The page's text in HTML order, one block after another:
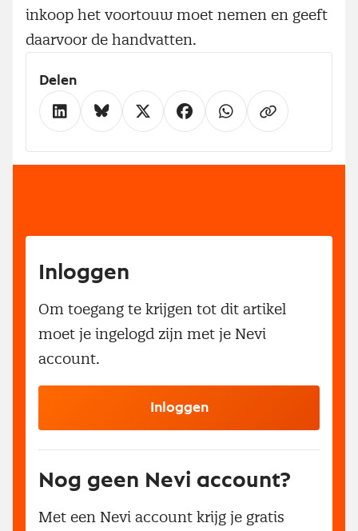
inkoop het voortouw moet nemen en geeft
daarvoor de handvatten.
Delen
Inloggen
Om toegang te krijgen tot dit artikel
moet je ingelogd zijn met je Nevi
account.
Inloggen
Nog geen Nevi account?
Met een Nevi account krijg je gratis